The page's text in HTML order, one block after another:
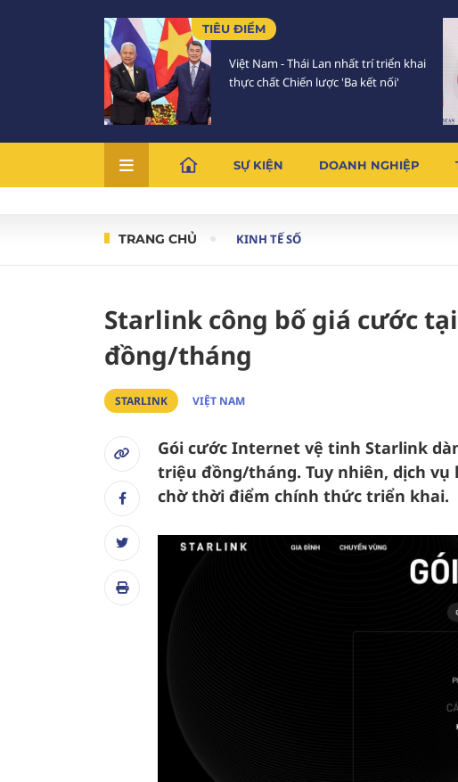
TIÊU ĐIỂM
Việt Nam - Thái Lan nhất trí triển khai
thực chất Chiến lược 'Ba kết nối'
SỰ KIỆN DOANH NGHIỆP
TRANG CHỦ KINH TẾ SỐ
Starlink công bố giá cước
đồng/tháng
STARLINK VIỆT NAM
Gói cước Internet vệ tinh Starlink
triệu đồng/tháng. Tuy nhiên, dịch
chờ thời điểm chính thức triển khai.